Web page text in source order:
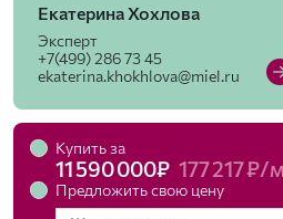
Екатерина Хохлова
Эксперт
+7(499) 286 73 45
ekaterina.khokhlova@miel.ru
Купить за
11 590 000₽ 177 217 ₽/
Предложить свою цену